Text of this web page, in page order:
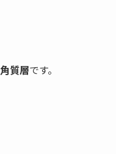
角質層です。